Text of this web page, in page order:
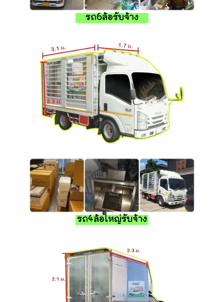
รถ6ล้อรับจ้าง
รถ4ล้อใหญ่รับจ้าง